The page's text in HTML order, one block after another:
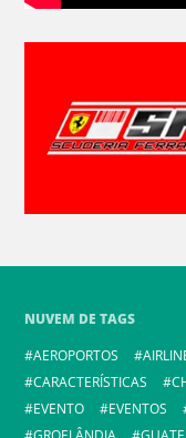
NUVEM DE TAGS
AEROPORTOS
CARACTERÍSTICAS
EVENTO
EVENTOS